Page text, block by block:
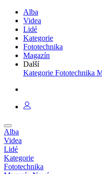
Alba
Videa
Lidé
Kategorie
Fototechnika
Magazín
Další
Kategorie Fototechnika
Alba
Videa
Lidé
Kategorie
Fototechnika